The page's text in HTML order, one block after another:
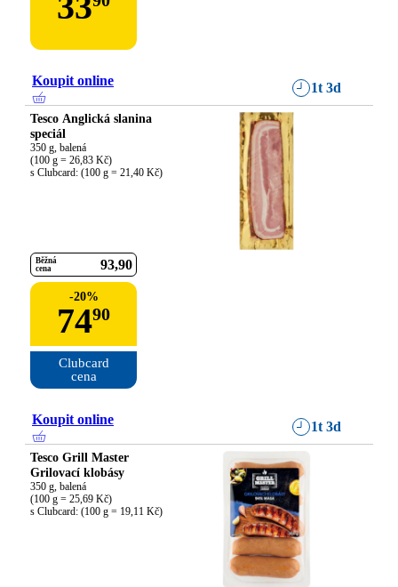
Koupit online 1t 3d
Tesco Anglická slanina
speciál
350 g, balená
(100 g = 26,83 Kč)
s Clubcard: (100 g = 21,40 Kč)
Běžná
cena
93 90
-20%
7490
Clubcard
cena
Koupit online 1t 3d
Tesco Grill Master
Grilovací klobásy
350 g, balená
(100 g = 25,69 Kč)
s Clubcard: (100 g = 19,11 Kč)